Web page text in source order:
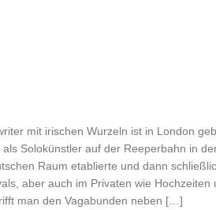
mit irischen Wurzeln ist in London
Solokünstler auf der Reeperbahn in
Raum etablierte und dann
aber auch im Privaten wie Hochzeiten
man den Vagabunden neben […]